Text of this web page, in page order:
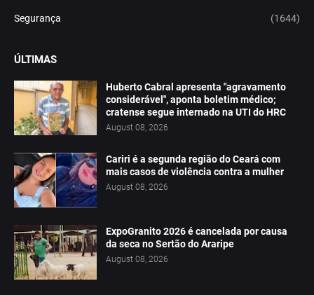
Segurança (1644)
ÚLTIMAS
Huberto Cabral apresenta "agravamento
considerável", aponta boletim médico;
cratense segue internado na UTI do HRC
August 08, 2026
Cariri é a segunda região do Ceará com
mais casos de violência contra a mulher
August 08, 2026
ExpoGranito 2026 é cancelada por causa
da seca no Sertão do Araripe
August 08, 2026